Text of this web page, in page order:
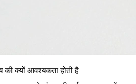
की क्यों आवश्यकता होती है